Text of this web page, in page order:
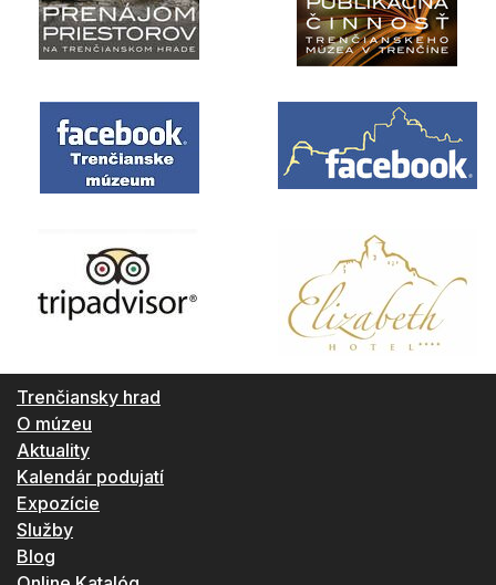
Trenčiansky hrad
O múzeu
Aktuality
Kalendár podujatí
Expozície
Služby
Blog